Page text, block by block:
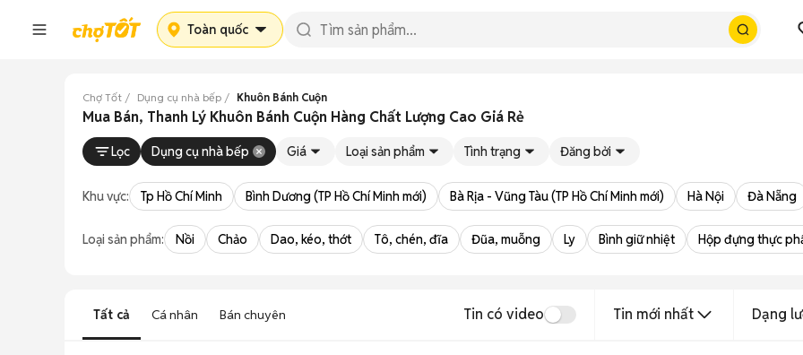
Toàn quốc
Chợ Tốt Dụng cụ nhà bếp Khuôn Bánh Cuộn
Mua Bán, Thanh Lý Khuôn Bánh Cuộn Hàng Chất Lượng Cao Giá Rẻ
Lọc Dụng cụ nhà bếp Giá Loại sản phẩm Tình trạng Đăng bởi
Khu vực: Tp Hồ Chí Minh Bình Dương (TP Hồ Chí Minh mới) Bà Rịa - Vũng Tàu (TP Hồ Chí Minh mới) Hà Nội Đà Nẵng
Loại sản phẩm: Nồi Chảo Dao, kéo, thớt Tô, chén, đĩa Đũa, muỗng Ly Bình giữ nhiệt Hộp đựng thực
Tất cả Cá nhân Bán chuyên Tin có video Tin mới nhất Dạng